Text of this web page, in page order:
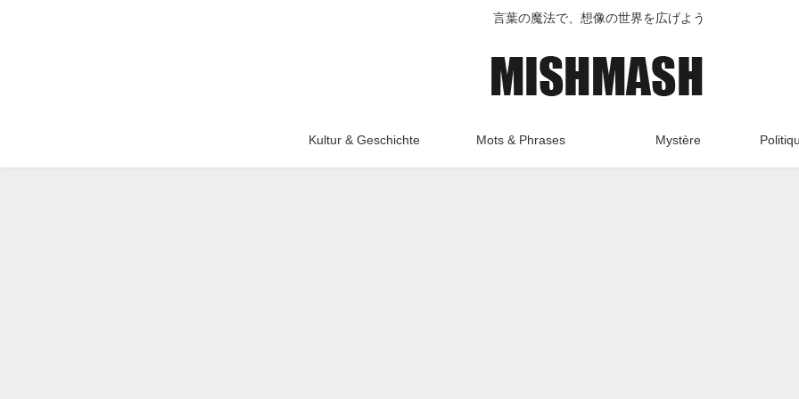
言葉の魔法で、想像の世界を広げよう
Kultur & Geschichte Mots & Phrases Mystère